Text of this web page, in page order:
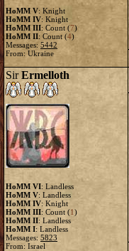
HoMM V: Knight
HoMM IV: Knight
HoMM III: Count (7)
HoMM II: Count (4)
Messages: 5442
From: Ukraine
SirErmelloth
HoMM VI: Landless
HoMM V: Landless
HoMM IV: Knight
HoMM III: Count (1)
HoMM II: Landless
HoMM I: Landless
Messages: 5823
From: Israel